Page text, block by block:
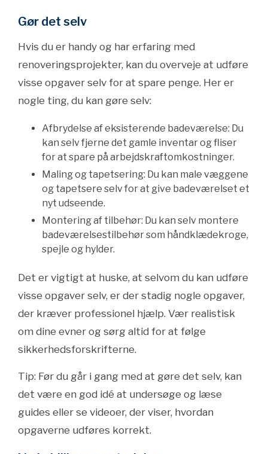
Gør det selv
Hvis du er handy og har erfaring med
renoveringsprojekter, kan du overveje at udføre
visse opgaver selv for at spare penge. Her er
nogle ting, du kan gøre selv:
Afbrydelse af eksisterende badeværelse: Du
kan selv fjerne det gamle inventar og fliser
for at spare på arbejdskraftomkostninger.
Maling og tapetsering: Du kan male væggene
og tapetsere selv for at give badeværelset et
nyt udseende.
Montering af tilbehør: Du kan selv montere
badeværelsestilbehør som håndklædekroge,
spejle og hylder.
Det er vigtigt at huske, at selvom du kan udføre
visse opgaver selv, er der stadig nogle opgaver,
der kræver professionel hjælp. Vær realistisk
om dine evner og sørg altid for at følge
sikkerhedsforskrifterne.
Tip: Før du går i gang med at gøre det selv, kan
det være en god idé at undersøge og læse
guides eller se videoer, der viser, hvordan
opgaverne udføres korrekt.